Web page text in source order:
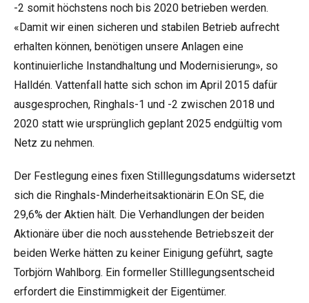
-2 somit höchstens noch bis 2020 betrieben werden.
«Damit wir einen sicheren und stabilen Betrieb aufrecht
erhalten können, benötigen unsere Anlagen eine
kontinuierliche Instandhaltung und Modernisierung», so
Halldén. Vattenfall hatte sich schon im April 2015 dafür
ausgesprochen, Ringhals-1 und -2 zwischen 2018 und
2020 statt wie ursprünglich geplant 2025 endgültig vom
Netz zu nehmen.
Der Festlegung eines fixen Stilllegungsdatums widersetzt
sich die Ringhals-Minderheitsaktionärin E.On SE, die
29,6% der Aktien hält. Die Verhandlungen der beiden
Aktionäre über die noch ausstehende Betriebszeit der
beiden Werke hätten zu keiner Einigung geführt, sagte
Torbjörn Wahlborg. Ein formeller Stilllegungsentscheid
erfordert die Einstimmigkeit der Eigentümer.